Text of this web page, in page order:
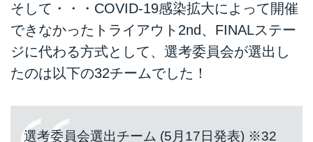
そして・・・COVID-19感染拡大によって開催
できなかったトライアウト2nd、FINALステー
ジに代わる方式として、選考委員会が選出し
たのは以下の32チームでした！
選考委員会選出チーム (5月17日発表) ※32